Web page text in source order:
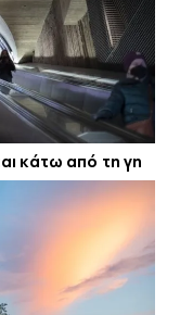
κάτω από τη γη